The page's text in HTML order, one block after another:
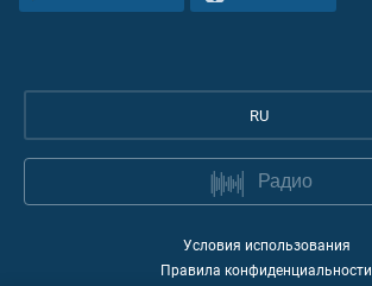
RU
Радио
Условия использования
Правила конфиденциальности